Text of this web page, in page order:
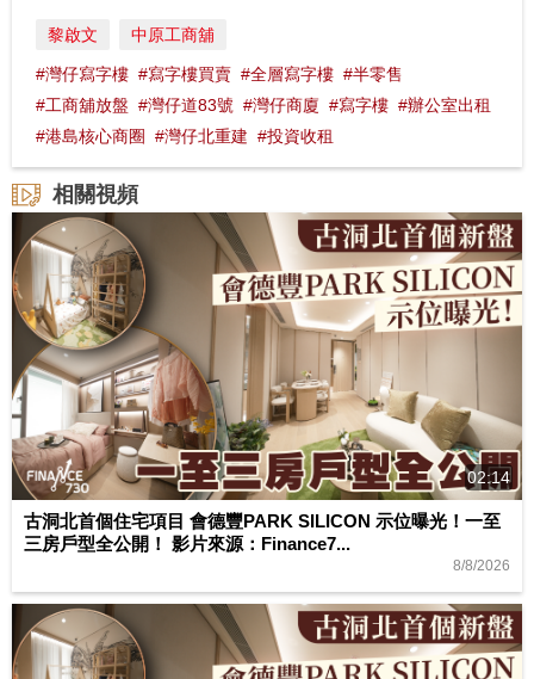
黎啟文 中原工商舖
#灣仔寫字樓 #寫字樓買賣 #全層寫字樓 #半零售
#工商舖放盤 #灣仔道83號 #灣仔商廈 #寫字樓 #辦公室出租
#港島核心商圈
#灣仔北重建 #投資收租
相關視頻
02:14
古洞北首個住宅項目 會德豐PARK SILICON 示位曝光！一至
三房戶型全公開！ 影片來源：Finance7...
8/8/2026